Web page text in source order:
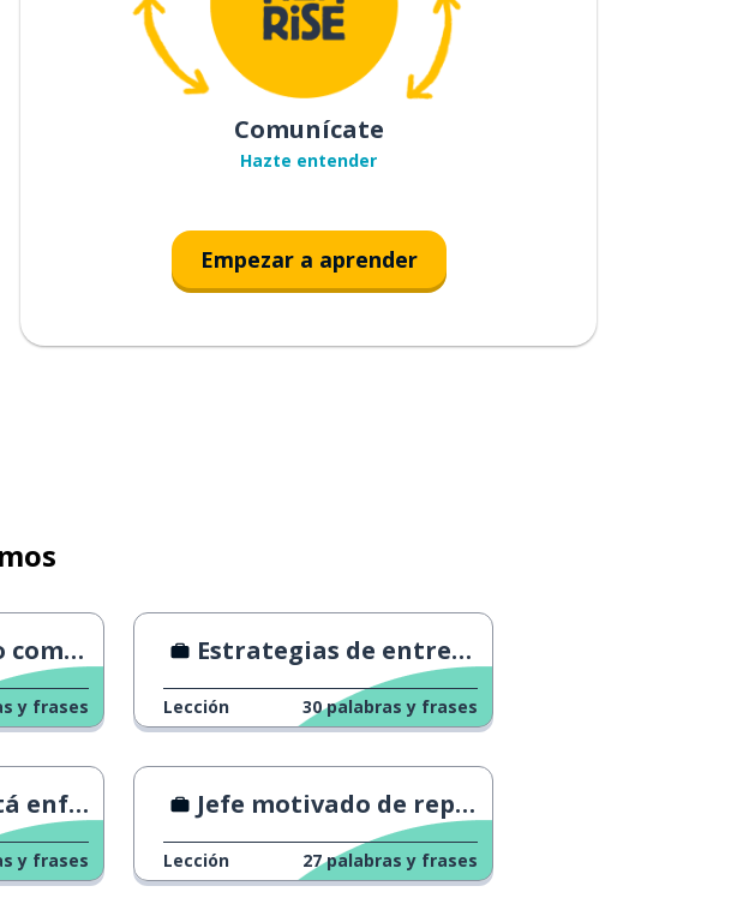
Comunícate
Hazte entender
Empezar a aprender
y frases
Estrategias de entrevista bajo presión
Lección 30 palabras y frases
y frases
Jefe motivado de repente
Lección 27 palabras y frases